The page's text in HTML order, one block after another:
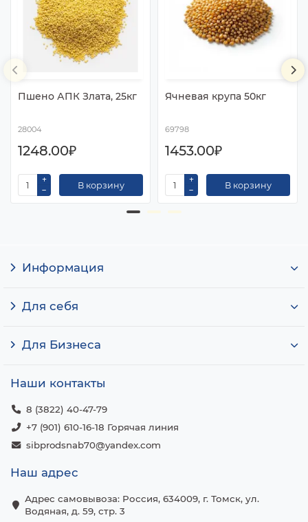
Пшено АПК Злата, 25кг
28004
1248.00₽
В корзину
Ячневая крупа 50кг
69798
1453.00₽
В корзину
Информация
Для себя
Для Бизнеса
Наши контакты
8 (3822) 40-47-79
+7 (901) 610-16-18 Горячая линия
sibprodsnab70@yandex.com
Наш адрес
Адрес самовывоза: Россия, 634009, г. Томск, ул.
Водяная, д. 59, стр. 3